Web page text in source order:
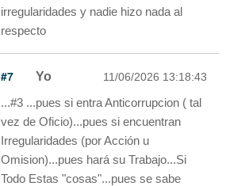
irregularidades y nadie hizo nada al
respecto
#7 Yo 11/06/2026 13:18:43
...#3 ...pues si entra Anticorrupcion ( tal
vez de Oficio)...pues si encuentran
Irregularidades (por Acción u
Omision)...pues hará su Trabajo...Si
Todo Estas "cosas"...pues se sabe